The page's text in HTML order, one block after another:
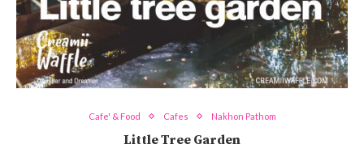
Cafe' & Food Cafes Nakhon Pathom
Little Tree Garden